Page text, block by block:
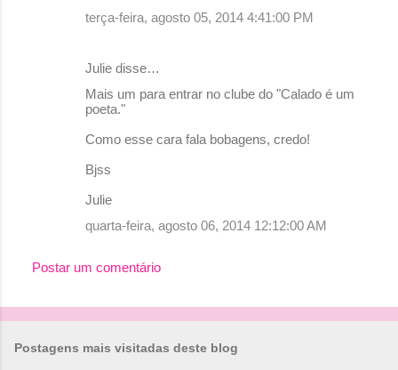
terça-feira, agosto 05, 2014 4:41:00 PM
Julie disse…
Mais um para entrar no clube do "Calado é um
poeta."
Como esse cara fala bobagens, credo!
Bjss
Julie
quarta-feira, agosto 06, 2014 12:12:00 AM
Postar um comentário
Postagens mais visitadas deste blog